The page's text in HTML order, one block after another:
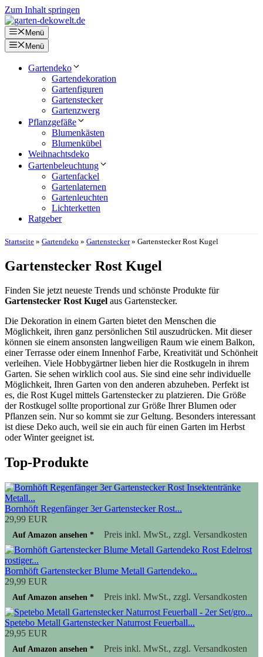
Zum Inhalt springen
Menü
Menü
Gartendeko
Gartendekoration
Gartenfiguren
Gartenstecker
Gartenzwerg
Pflanzgefäße
Blumenkästen
Blumenkübel
Weihnachtsdeko
Gartenbeleuchtung
Gartenfackel
Gartenlaternen
Gartenleuchten
Lichterketten
Ratgeber
Startseite » Gartendeko » Gartenstecker» Gartenstecker Rost Kugel
Gartenstecker Rost Kugel
Finden Sie jetzt neueste Trends und schönste Produkte für
Gartenstecker Rost Kugel aus Gartenstecker.
Die Dekoration in einem Garten bietet den Menschen die
Möglichkeit, ihren ganz persönlichen Stil auszudrücken. Mit dieser
können sie einem ansonsten langweiligen Raum wie einem Balkon,
einer Terrasse oder einem Innenhof Farbe, Kreativität und Schönheit
verleihen. Viele Hobbygärtner lieben hier die Rostkugeln in ihrem
Garten. Sie sehen wirklich cool aus. Sie sind eine sehr individuelle
Möglichkeit, Ihren Garten von den anderen abzuheben. Perfekt ist
es, die Rost Kugel mittels Gartenstecker zu platzieren. Die Größe
der Rostkugel sollte proportional zur Größe Ihrer Blumen oder
Pflanzen sein. Nur so kommt sie zur Geltung. Besonders interessant
ist diese Deko auch, weil sie ein auch für einen Garten im Herbst
oder Winter geeignet ist.
Top-Produkte
Bornhöft Regenfänger 3er Gartenstecker Rost...
29,99 EUR
Auf Amazon ansehen * Preis inkl. MwSt., zzgl. Versandkosten
Bornhöft Gartenstecker Blume Metall Gartendeko...
29,99 EUR
Auf Amazon ansehen * Preis inkl. MwSt., zzgl. Versandkosten
Spetebo Metall Gartenstecker Naturrost Feuerball...
29,95 EUR
Auf Amazon ansehen * Preis inkl. MwSt., zzgl. Versandkosten